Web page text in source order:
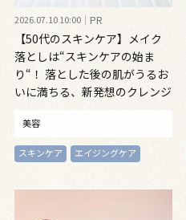
2026.07.10 10:00 PR
【50代のスキンケア】メイク
落としは“スキンケアの始ま
り“！ 落とした後の肌がうるお
いに満ちる、新発想のクレンジ
美容
スキンケア エイジングケア